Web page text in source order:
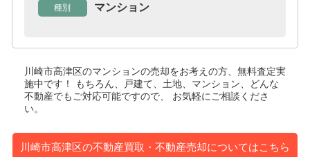
種別 マンション
川崎市高津区のマンションの売却をお考えの方、無料査定実
施中です！
もちろん、戸建て、土地、マンション、どんな
不動産でもご対応可能ですので、 お気軽にご相談くださ
い。
川崎市高津区の不動産買取・不動産売却についてはこちら